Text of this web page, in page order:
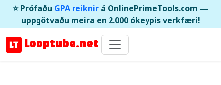
⭐ Prófaðu GPA reiknir á OnlinePrimeTools.com —
uppgötvaðu meira en 2.000 ókeypis verkfæri!
Looptube.net